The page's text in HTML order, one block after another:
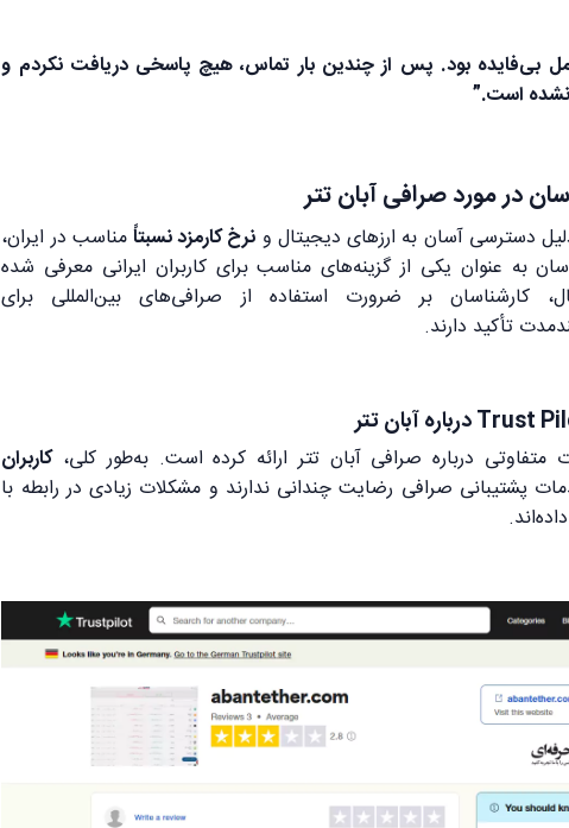
بی‌فایده بود. پس از چندین بار تماس، هیچ پاسخی دریافت نکردم و
است.”
در مورد صرافی آبان تتر
دسترسی آسان به ارزهای دیجیتال و نرخ کارمزد نسبتاًمناسب در ایران،
به عنوان یکی از گزینه‌های مناسب برای کاربران ایرانی معرفی شده
کارشناسان بر ضرورت استفاده از صرافی‌های بین‌المللی برای
تأکید دارند.
کاربران
پشتیبانی صرافی رضایت چندانی ندارند و مشکلات زیادی در رابطه با